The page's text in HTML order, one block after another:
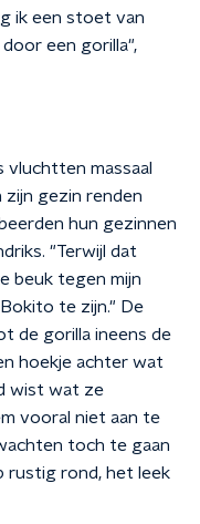
ik een stoet van
een gorilla",
massaal
zijn gezin renden
hun gezinnen
"Terwijl dat
beuk tegen mijn
te zijn." De
de gorilla ineens de
hoekje achter wat
wist wat ze
vooral niet aan te
toch te gaan
rustig rond, het leek